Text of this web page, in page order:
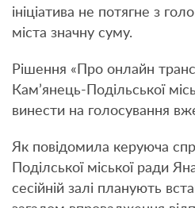
ініціатива не потягне з
міста значну суму.
Рішення «Про онлайн
Кам’янець-Подільської
винести на голосування
Як повідомила керуюча
Поділської міської ради
сесійній залі планують